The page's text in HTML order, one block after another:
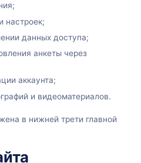
настроек;
данных доступа;
анкеты через
аккаунта;
и видеоматериалов.
в нижней трети главной